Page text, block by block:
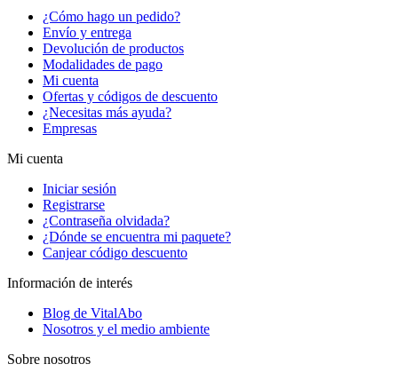
¿Cómo hago un pedido?
Envío y entrega
Devolución de productos
Modalidades de pago
Mi cuenta
Ofertas y códigos de descuento
¿Necesitas más ayuda?
Empresas
Mi cuenta
Iniciar sesión
Registrarse
¿Contraseña olvidada?
¿Dónde se encuentra mi paquete?
Canjear código descuento
Información de interés
Blog de VitalAbo
Nosotros y el medio ambiente
Sobre nosotros